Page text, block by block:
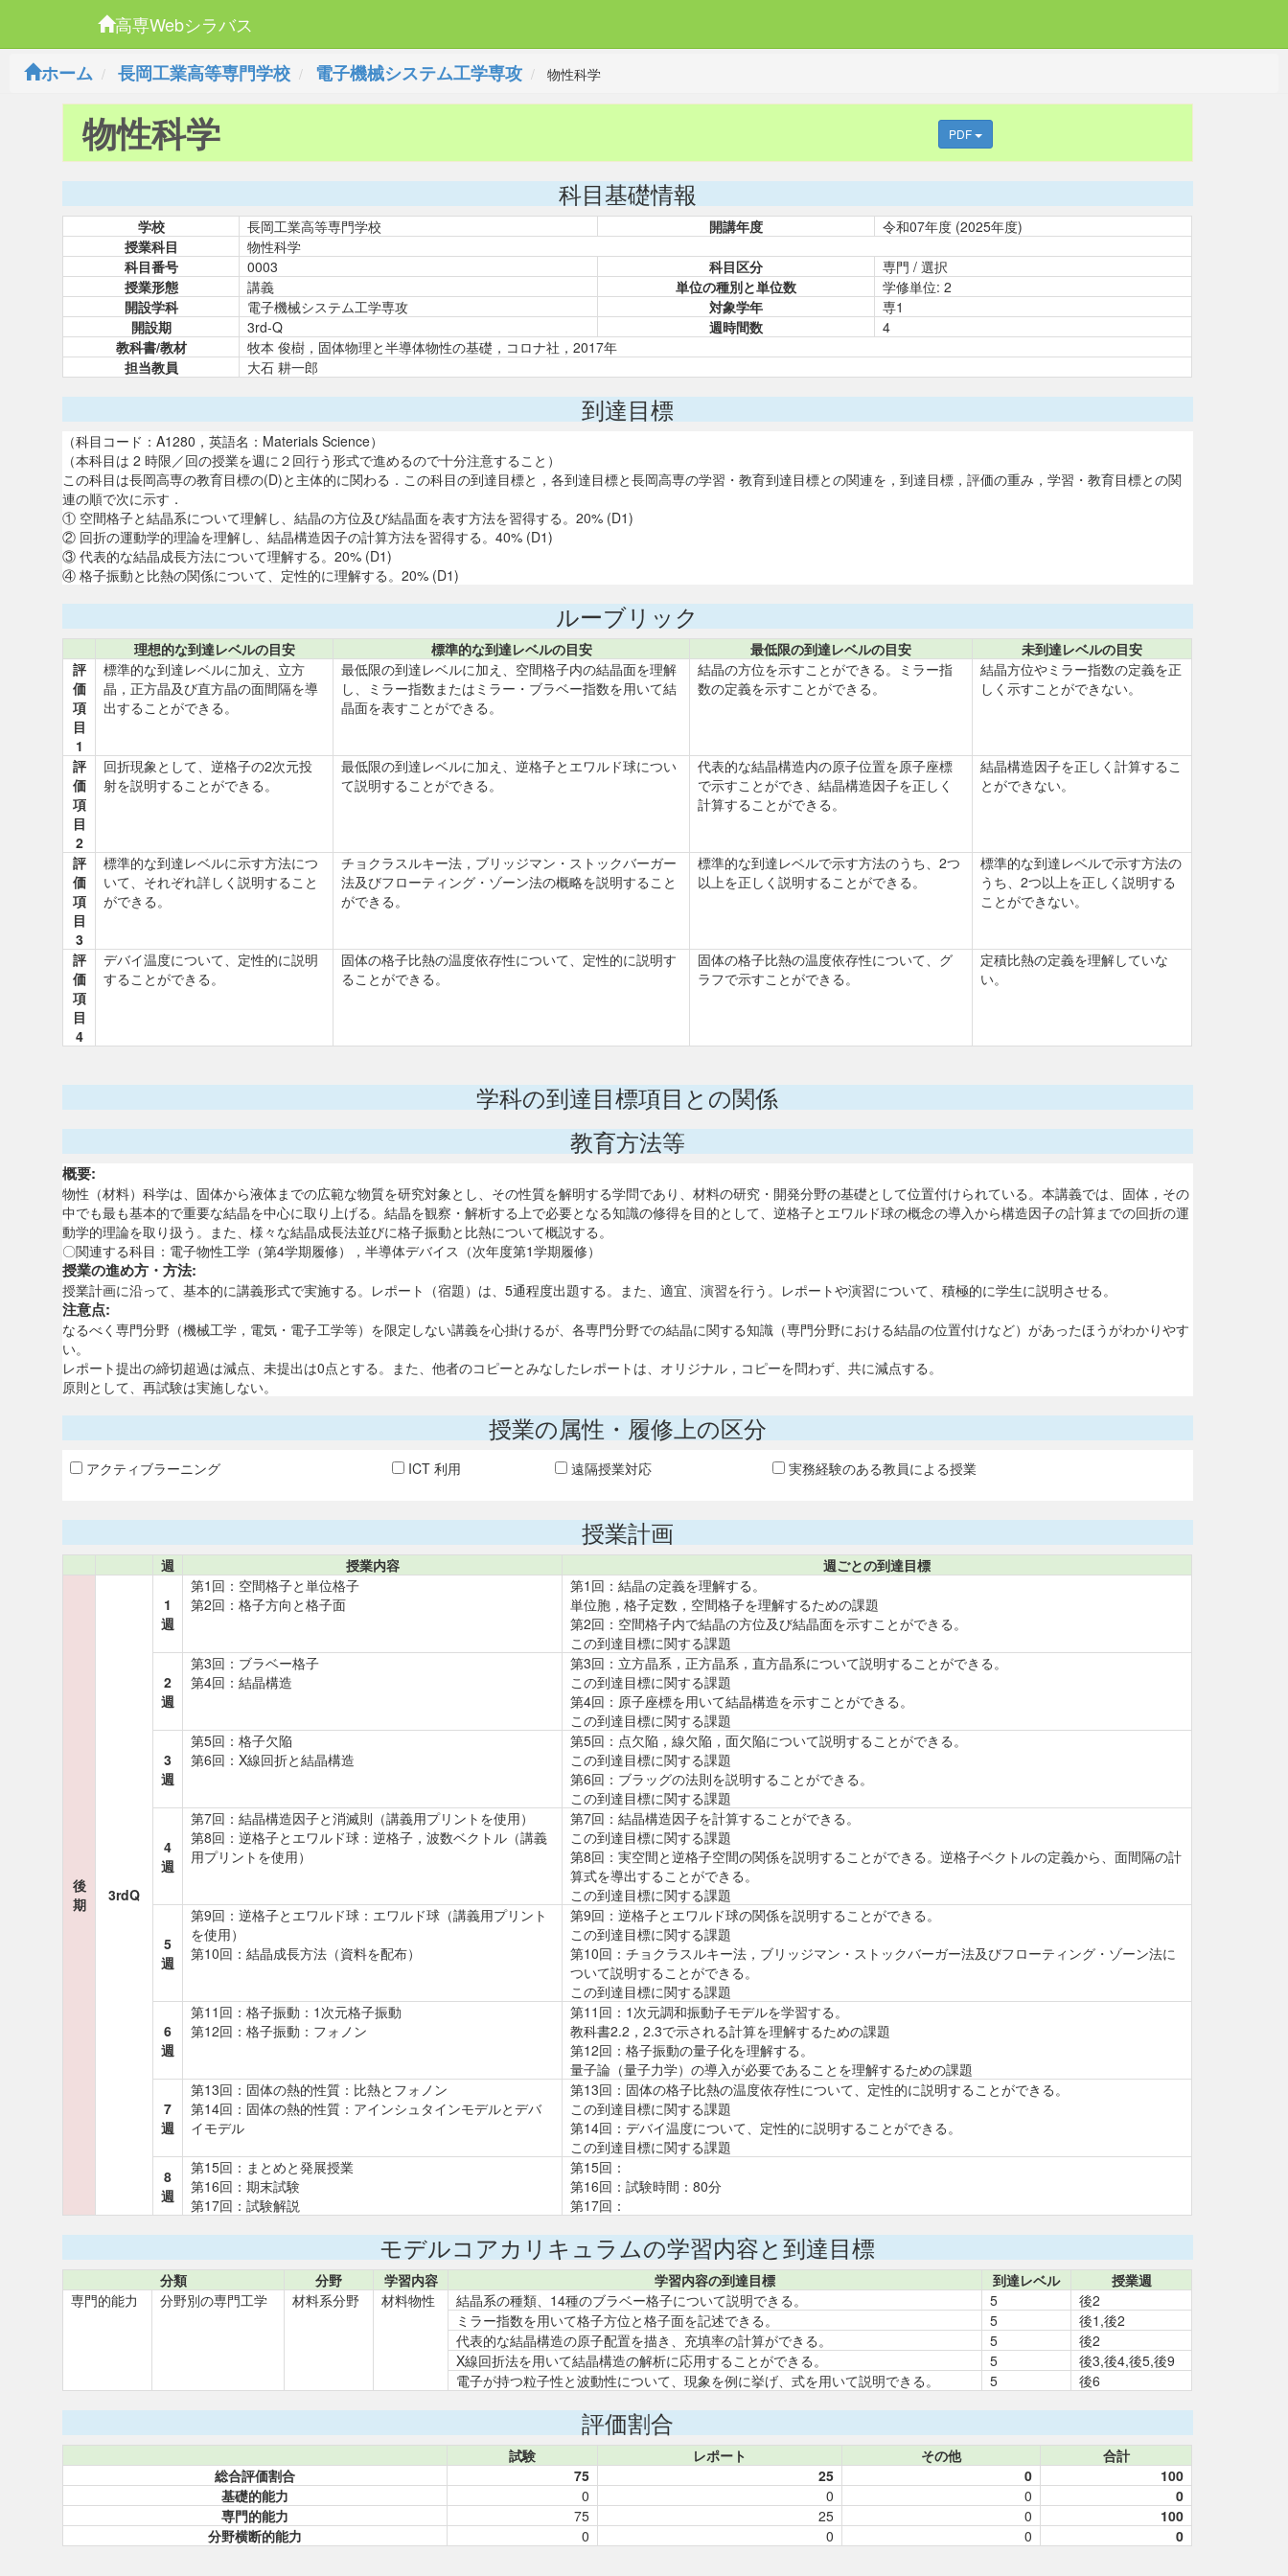
高専Webシラバス
ホーム
長岡工業高等専門学校 電子機械システム工学専攻 物性科学
物性科学 PDF
科目基礎情報
学校 長岡工業高等専門学校 開講年度
令和07年度 (2025年度)
授業科目
物性科学
科目番号
0003 科目区分
専門 / 選択
授業形態
講義 単位の種別と単位数
学修単位: 2
開設学科
電子機械システム工学専攻 対象学年
専1
開設期
3rd-Q 週時間数
4
教科書/教材
牧本 俊樹，固体物理と半導体物性の基礎，コロナ社，2017年
担当教員
大石 耕一郎
到達目標
（科目コード：A1280，英語名：Materials Science）
（本科目は 2 時限／回の授業を週に２回行う形式で進めるので十分注意すること）
この科目は長岡高専の教育目標の(D)と主体的に関わる．この科目の到達目標と，各到達目標と長岡高専の学習・教育到達目標との関連を，到達目標，評価の重み，学習・教育目標との関
連の順で次に示す．
① 空間格子と結晶系について理解し、結晶の方位及び結晶面を表す方法を習得する。20% (D1)
② 回折の運動学的理論を理解し、結晶構造因子の計算方法を習得する。40% (D1)
③ 代表的な結晶成長方法について理解する。20% (D1)
④ 格子振動と比熱の関係について、定性的に理解する。20% (D1)
ルーブリック
理想的な到達レベルの目安 標準的な到達レベルの目安 最低限の到達レベルの目安
未到達レベルの目安
評
価
項
目
1
標準的な到達レベルに加え、立方
晶，正方晶及び直方晶の面間隔を導
出することができる。
最低限の到達レベルに加え、空間格子内の結晶面を理解
し、ミラー指数またはミラー・ブラベー指数を用いて結
晶面を表すことができる。
結晶の方位を示すことができる。ミラー指
数の定義を示すことができる。
結晶方位やミラー指数の定義を正
しく示すことができない。
評
価
項
目
2
回折現象として、逆格子の2次元投
射を説明することができる。
最低限の到達レベルに加え、逆格子とエワルド球につい
て説明することができる。
代表的な結晶構造内の原子位置を原子座標
で示すことができ、結晶構造因子を正しく
計算することができる。
結晶構造因子を正しく計算するこ
とができない。
評
価
項
目
3
標準的な到達レベルに示す方法につ
いて、それぞれ詳しく説明すること
ができる。
チョクラスルキー法，ブリッジマン・ストックバーガー
法及びフローティング・ゾーン法の概略を説明すること
ができる。
標準的な到達レベルで示す方法のうち、2つ
以上を正しく説明することができる。
標準的な到達レベルで示す方法の
うち、2つ以上を正しく説明する
ことができない。
評
価
項
目
4
デバイ温度について、定性的に説明
することができる。
固体の格子比熱の温度依存性について、定性的に説明す
ることができる。
固体の格子比熱の温度依存性について、グ
ラフで示すことができる。
定積比熱の定義を理解していな
い。
学科の到達目標項目との関係
教育方法等
概要:
物性（材料）科学は、固体から液体までの広範な物質を研究対象とし、その性質を解明する学問であり、材料の研究・開発分野の基礎として位置付けられている。本講義では、固体，その
中でも最も基本的で重要な結晶を中心に取り上げる。結晶を観察・解析する上で必要となる知識の修得を目的として、逆格子とエワルド球の概念の導入から構造因子の計算までの回折の運
動学的理論を取り扱う。また、様々な結晶成長法並びに格子振動と比熱について概説する。
〇関連する科目：電子物性工学（第4学期履修），半導体デバイス（次年度第1学期履修）
授業の進め方・方法:
授業計画に沿って、基本的に講義形式で実施する。レポート（宿題）は、5通程度出題する。また、適宜、演習を行う。レポートや演習について、積極的に学生に説明させる。
注意点:
なるべく専門分野（機械工学，電気・電子工学等）を限定しない講義を心掛けるが、各専門分野での結晶に関する知識（専門分野における結晶の位置付けなど）があったほうがわかりやす
い。
レポート提出の締切超過は減点、未提出は0点とする。また、他者のコピーとみなしたレポートは、オリジナル，コピーを問わず、共に減点する。
原則として、再試験は実施しない。
授業の属性・履修上の区分
アクティブラーニング ICT 利用 遠隔授業対応 実務経験のある教員による授業
授業計画
週 授業内容 週ごとの到達目標
後
期
3rdQ
1
週
第1回：空間格子と単位格子
第2回：格子方向と格子面
第1回：結晶の定義を理解する。
単位胞，格子定数，空間格子を理解するための課題
第2回：空間格子内で結晶の方位及び結晶面を示すことができる。
この到達目標に関する課題
2
週
第3回：ブラベー格子
第4回：結晶構造
第3回：立方晶系，正方晶系，直方晶系について説明することができる。
この到達目標に関する課題
第4回：原子座標を用いて結晶構造を示すことができる。
この到達目標に関する課題
3
週
第5回：格子欠陥
第6回：X線回折と結晶構造
第5回：点欠陥，線欠陥，面欠陥について説明することができる。
この到達目標に関する課題
第6回：ブラッグの法則を説明することができる。
この到達目標に関する課題
4
週
第7回：結晶構造因子と消滅則（講義用プリントを使用）
第8回：逆格子とエワルド球：逆格子，波数ベクトル（講義
用プリントを使用）
第7回：結晶構造因子を計算することができる。
この到達目標に関する課題
第8回：実空間と逆格子空間の関係を説明することができる。逆格子ベクトルの定義から、面間隔の計
算式を導出することができる。
この到達目標に関する課題
5
週
第9回：逆格子とエワルド球：エワルド球（講義用プリント
を使用）
第10回：結晶成長方法（資料を配布）
第9回：逆格子とエワルド球の関係を説明することができる。
この到達目標に関する課題
第10回：チョクラスルキー法，ブリッジマン・ストックバーガー法及びフローティング・ゾーン法に
ついて説明することができる。
この到達目標に関する課題
6
週
第11回：格子振動：1次元格子振動
第12回：格子振動：フォノン
第11回：1次元調和振動子モデルを学習する。
教科書2.2，2.3で示される計算を理解するための課題
第12回：格子振動の量子化を理解する。
量子論（量子力学）の導入が必要であることを理解するための課題
7
週
第13回：固体の熱的性質：比熱とフォノン
第14回：固体の熱的性質：アインシュタインモデルとデバ
イモデル
第13回：固体の格子比熱の温度依存性について、定性的に説明することができる。
この到達目標に関する課題
第14回：デバイ温度について、定性的に説明することができる。
この到達目標に関する課題
8
週
第15回：まとめと発展授業
第16回：期末試験
第17回：試験解説
第15回：
第16回：試験時間：80分
第17回：
モデルコアカリキュラムの学習内容と到達目標
分類 分野 学習内容 学習内容の到達目標 到達レベル
授業週
専門的能力
分野別の専門工学 材料系分野 材料物性 結晶系の種類、14種のブラベー格子について説明できる。 5
後2
ミラー指数を用いて格子方位と格子面を記述できる。
5
後1,後2
代表的な結晶構造の原子配置を描き、充填率の計算ができる。
5
後2
X線回折法を用いて結晶構造の解析に応用することができる。
5
後3,後4,後5,後9
電子が持つ粒子性と波動性について、現象を例に挙げ、式を用いて説明できる。
5 後6
評価割合
試験 レポート その他
合計
総合評価割合
75 25 0
100
基礎的能力
0 0 0
0
専門的能力
75 25 0
100
分野横断的能力
0 0 0 0